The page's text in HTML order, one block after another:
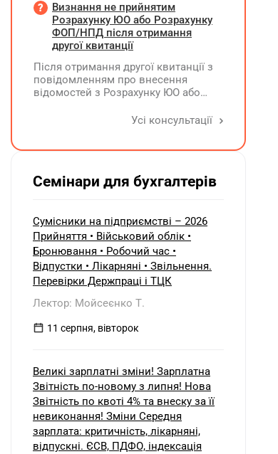
Визнання не прийнятим
Розрахунку ЮО або Розрахунку
ФОП/НПД після отримання
другої квитанції
Після отримання другої квитанції з
повідомленням про внесення
відомостей з Розрахунку ЮО або
застрахованих осіб, на підставі
Усі консультації
Семінари для бухгалтерів
Сумісники на підприємстві – 2026
Прийняття • Військовий облік •
Бронювання • Робочий час •
Відпустки • Лікарняні • Звільнення.
Перевірки Держпраці і ТЦК
Лектор: Мойсеєнко Т.
11 серпня, вівторок
Великі зарплатні зміни! Зарплатна
Звітність по-новому з липня! Нова
Звітність по квоті 4% та внеску за її
невиконання! Зміни Середня
зарплата: критичність, лікарняні,
відпускні. ЄСВ, ПДФО, індексація